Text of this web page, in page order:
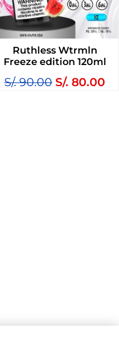
Ruthless Wtrmln
Freeze edition 120ml
S/.90.00 S/. 80.00